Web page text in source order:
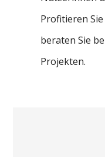
Profitieren
beraten Sie
Projekten.